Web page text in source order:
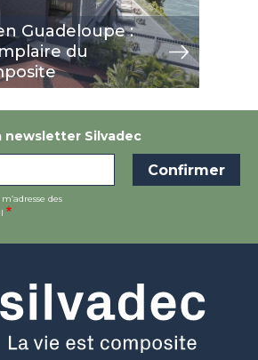
Guadeloupe :
du
newsletter Silvadec
des